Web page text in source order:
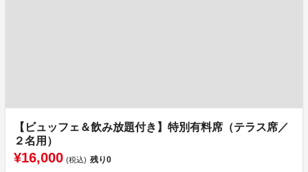
【ビュッフェ＆飲み放題付き】特別有料席（テラス席／
２名用）
¥16,000 (税込) 残り0